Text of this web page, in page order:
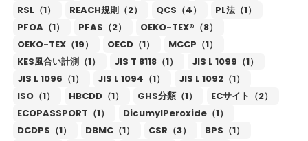
RSL（1）
REACH規則（2） QCS（4）
PL法（1）
PFOA（1）
PFAS（2）
OEKO-TEX®（8）
OEKO-TEX（19）
OECD（1）
MCCP（1）
KES風合い計測（1）
JIS T 8118（1）
JIS L 1099（1）
JIS L 1096（1）
JIS L 1094（1）
JIS L 1092（1）
ISO（1）
HBCDD（1） GHS分類（1）
ECサイト（2）
ECOPASSPORT（1）
DicumylPeroxide（1）
DCDPS（1）
DBMC（1） CSR（3）
BPS（1）